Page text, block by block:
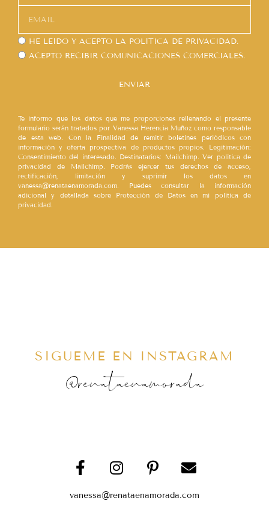
HE LEÍDO Y ACEPTO LA POLÍTICA DE PRIVACIDAD.
ACEPTO RECIBIR COMUNICACIONES COMERCIALES.
ENVIAR
Te informo que los datos que me proporciones rellenando el presente
formulario serán tratados por Vanessa Herencia Muñoz como responsable
de esta web. Con la Finalidad de remitir boletines periódicos con
información y oferta prospectiva de productos propios. Legitimación:
Consentimiento del interesado. Destinatarios: Mailchimp. Ver política de
privacidad de Mailchimp. Podrás ejercer tus derechos de acceso,
rectificación, limitación y suprimir los datos en
vanessa@renataenamorada.com. Puedes consultar la información
adicional y detallada sobre Protección de Datos en mi política de
privacidad.
SÍGUEME EN INSTAGRAM
@renataenamorada
vanessa@renataenamorada.com